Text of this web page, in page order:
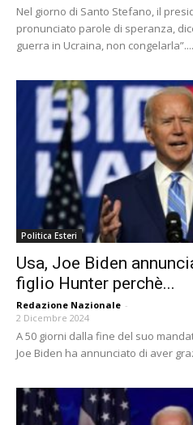
Nel giorno di Santo Stefano, il
pronunciato parole di speranza,
guerra in Ucraina, non congelarla”....
Politica Esteri
Usa, Joe Biden
figlio Hunter perchè...
Redazione Nazionale -
2 Dicembre 2024
A 50 giorni dalla fine del suo
Joe Biden ha annunciato di aver